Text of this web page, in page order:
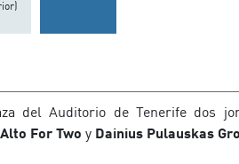
del Auditorio de Tenerife dos
Alto For Two y Dainius Pulauskas